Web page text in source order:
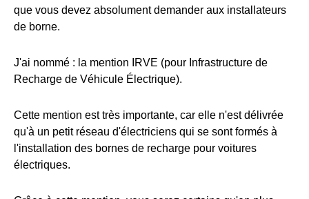
que vous devez absolument demander aux installateurs
de borne.
J'ai nommé : la mention IRVE (pour Infrastructure de
Recharge de Véhicule Électrique).
Cette mention est très importante, car elle n'est délivrée
qu'à un petit réseau d'électriciens qui se sont formés à
l'installation des bornes de recharge pour voitures
électriques.